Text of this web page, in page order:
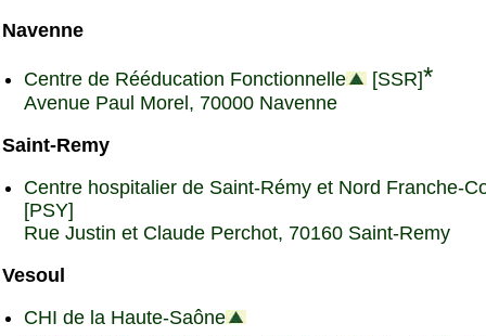
Navenne
Centre de Rééducation Fonctionnelle [SSR]*
Avenue Paul Morel, 70000 Navenne
Saint-Remy
Centre hospitalier de Saint-Rémy et Nord Franche-
[PSY]
Rue Justin et Claude Perchot, 70160 Saint-Remy
Vesoul
CHI de la Haute-Saône